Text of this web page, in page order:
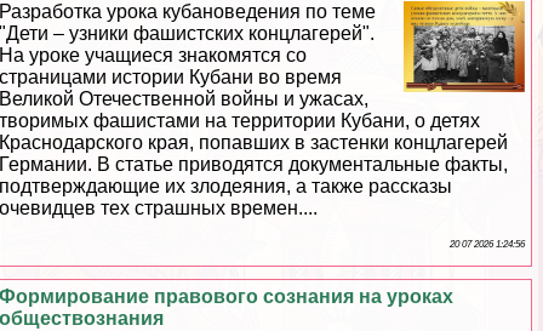
Разработка урока кубановедения по теме
"Дети – узники фашистских концлагерей".
На уроке учащиеся знакомятся со
страницами истории Кубани во время
Великой Отечественной войны и ужасах,
творимых фашистами на территории Кубани, о детях
Краснодарского края, попавших в застенки концлагерей
Германии. В статье приводятся документальные факты,
подтверждающие их злодеяния, а также рассказы
очевидцев тех страшных времен....
20 07 2026 1:24:56
Формирование правового сознания на уроках
обществознания